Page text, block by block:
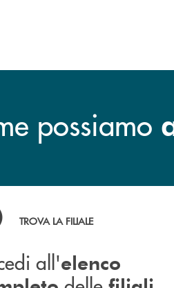
possiamo
all' elenco completo delle filiali
TROVA LA FILIALE
all'elenco